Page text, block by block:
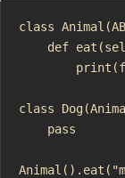
class
def
class
    pass